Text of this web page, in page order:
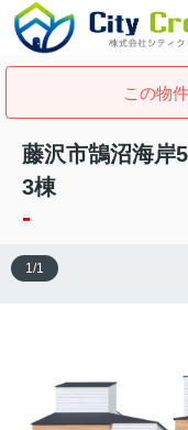
この物
藤沢市鵠沼海
3棟
-
1/1